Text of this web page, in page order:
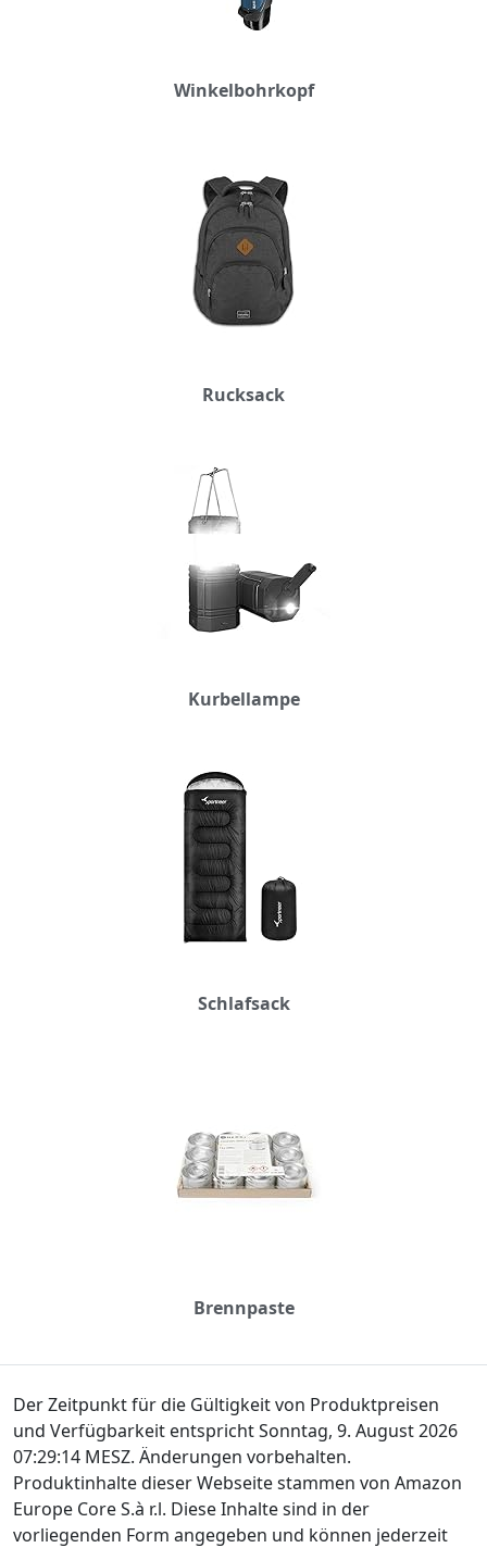
Winkelbohrkopf
Rucksack
Kurbellampe
Schlafsack
Brennpaste
Der Zeitpunkt für die Gültigkeit von Produktpreisen
und Verfügbarkeit entspricht Sonntag, 9. August 2026
07:29:14 MESZ. Änderungen vorbehalten.
Produktinhalte dieser Webseite stammen von Amazon
Europe Core S.à r.l. Diese Inhalte sind in der
vorliegenden Form angegeben und können jederzeit